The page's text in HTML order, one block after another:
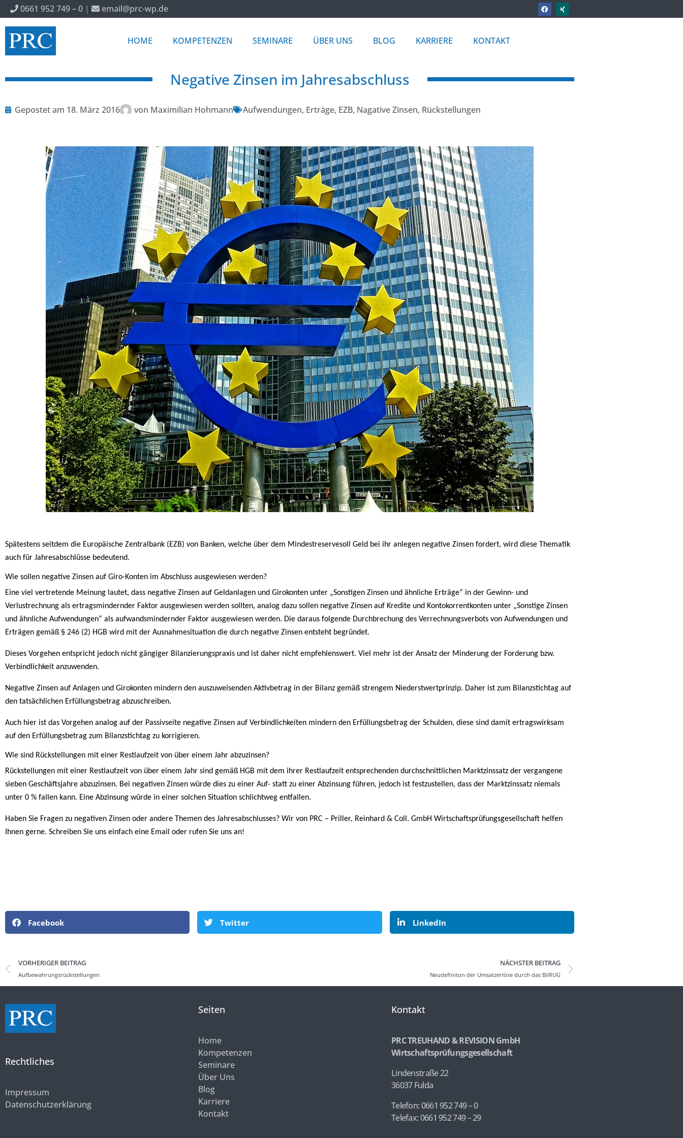
0661 952 749 – 0 | email@prc-wp.de
HOME KOMPETENZEN SEMINARE ÜBER UNS BLOG KARRIERE KONTAKT
Negative Zinsen im Jahresabschluss
Gepostet am 18. März 2016 von Maximilian Hohmann Aufwendungen, Erträge, EZB, Nagative Zinsen, Rückstellungen
Spätestens seitdem die Europäische Zentralbank (EZB) von Banken, welche über dem Mindestreservesoll Geld bei ihr anlegen negative Zinsen fordert, wird diese Thematik
auch für Jahresabschlüsse bedeutend.
Wie sollen negative Zinsen auf Giro-Konten im Abschluss ausgewiesen werden?
Eine viel vertretende Meinung lautet, dass negative Zinsen auf Geldanlagen und Girokonten unter „Sonstigen Zinsen und ähnliche Erträge“ in der Gewinn- und
Verlustrechnung als ertragsmindernder Faktor ausgewiesen werden sollten, analog dazu sollen negative Zinsen auf Kredite und Kontokorrentkonten unter „Sonstige Zinsen
und ähnliche Aufwendungen“ als aufwandsmindernder Faktor ausgewiesen werden. Die daraus folgende Durchbrechung des Verrechnungsverbots von Aufwendungen und
Erträgen gemäß § 246 (2) HGB wird mit der Ausnahmesituation die durch negative Zinsen entsteht begründet.
Dieses Vorgehen entspricht jedoch nicht gängiger Bilanzierungspraxis und ist daher nicht empfehlenswert. Viel mehr ist der Ansatz der Minderung der Forderung bzw.
Verbindlichkeit anzuwenden.
Negative Zinsen auf Anlagen und Girokonten mindern den auszuweisenden Aktivbetrag in der Bilanz gemäß strengem Niederstwertprinzip. Daher ist zum Bilanzstichtag auf
den tatsächlichen Erfüllungsbetrag abzuschreiben.
Auch hier ist das Vorgehen analog auf der Passivseite negative Zinsen auf Verbindlichkeiten mindern den Erfüllungsbetrag der Schulden, diese sind damit ertragswirksam
auf den Erfüllungsbetrag zum Bilanzstichtag zu korrigieren.
Wie sind Rückstellungen mit einer Restlaufzeit von über einem Jahr abzuzinsen?
Rückstellungen mit einer Restlaufzeit von über einem Jahr sind gemäß HGB mit dem ihrer Restlaufzeit entsprechenden durchschnittlichen Marktzinssatz der vergangene
sieben Geschäftsjahre abzuzinsen. Bei negativen Zinsen würde dies zu einer Auf- statt zu einer Abzinsung führen, jedoch ist festzustellen, dass der Marktzinssatz niemals
unter 0 % fallen kann. Eine Abzinsung würde in einer solchen Situation schlichtweg entfallen.
Haben Sie Fragen zu negativen Zinsen oder andere Themen des Jahresabschlusses? Wir von PRC – Priller, Reinhard & Coll. GmbH Wirtschaftsprüfungsgesellschaft helfen
Ihnen gerne. Schreiben Sie uns einfach eine Email oder rufen Sie uns an!
Facebook Twitter LinkedIn
VORHERIGER BEITRAG
Aufbewahrungsrückstellungen
NÄCHSTER BEITRAG
Neudefiniton der Umsatzerlöse durch das BilRUG
Rechtliches
Impressum
Datenschutzerklärung
Seiten
Home
Kompetenzen
Seminare
Über Uns
Blog
Karriere
Kontakt
Kontakt
PRC TREUHAND & REVISION GmbH
Wirtschaftsprüfungsgesellschaft
Lindenstraße 22
36037 Fulda
Telefon: 0661 952 749 – 0
Telefax: 0661 952 749 – 29